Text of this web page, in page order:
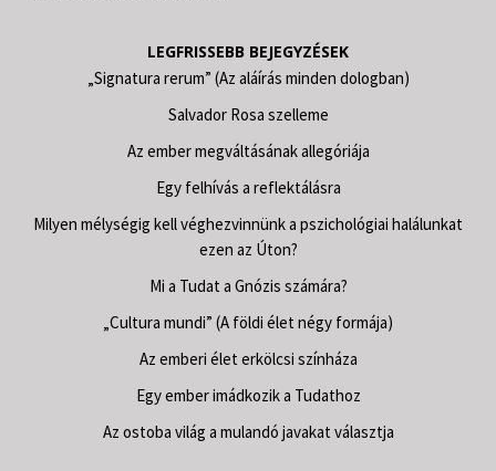
LEGFRISSEBB BEJEGYZÉSEK
„Signatura rerum” (Az aláírás minden dologban)
Salvador Rosa szelleme
Az ember megváltásának allegóriája
Egy felhívás a reflektálásra
Milyen mélységig kell véghezvinnünk a pszichológiai halálunkat
ezen az Úton?
Mi a Tudat a Gnózis számára?
„Cultura mundi” (A földi élet négy formája)
Az emberi élet erkölcsi színháza
Egy ember imádkozik a Tudathoz
Az ostoba világ a mulandó javakat választja